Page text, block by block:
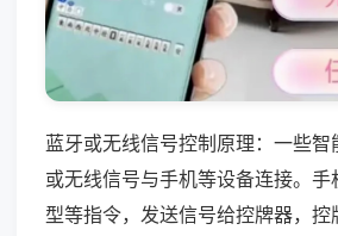
蓝牙或无线信号控制原理：一些智
或无线信号与手机等设备连接。
型等指令，发送信号给控牌器，